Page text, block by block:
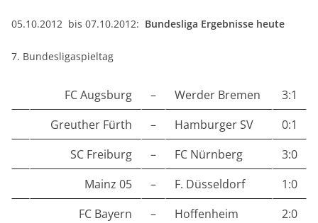
05.10.2012 bis 07.10.2012: Bundesliga Ergebnisse heute
7. Bundesligaspieltag
FC Augsburg – Werder Bremen
3:1
Greuther Fürth
– Hamburger SV
0:1
SC Freiburg
– FC Nürnberg
3:0
Mainz 05
– F. Düsseldorf
1:0
FC Bayern
– Hoffenheim 2:0